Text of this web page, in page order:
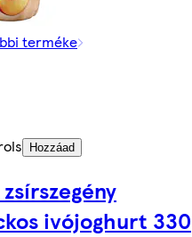
terméke
Hozzáad
ivójoghurt 330